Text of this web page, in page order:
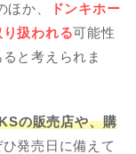
か、
ドンキホー
扱われる可能性
と考えられま
の販売店や、購
発売日に備えて